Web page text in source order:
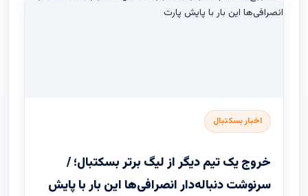
اخبار بسکتبال
خروج یک تیم دیگر از لیگ برتر بسکتبال؛ /
سرنوشت دنباله‌دار انصرافی‌ها این بار با پایش